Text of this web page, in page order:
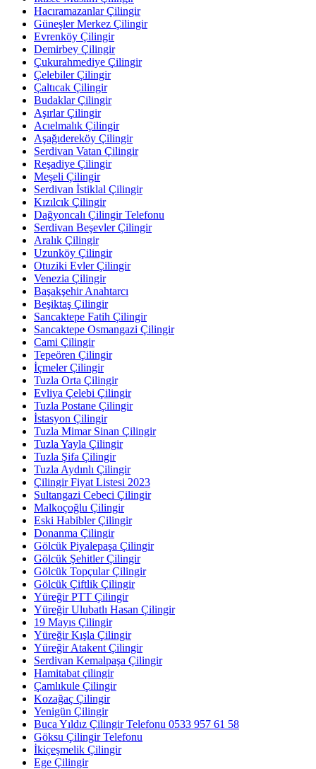
Hacıramazanlar Çilingir
Güneşler Merkez Çilingir
Evrenköy Çilingir
Demirbey Çilingir
Çukurahmediye Çilingir
Çelebiler Çilingir
Çaltıcak Çilingir
Budaklar Çilingir
Aşırlar Çilingir
Acıelmalık Çilingir
Aşağıdereköy Çilingir
Serdivan Vatan Çilingir
Reşadiye Çilingir
Meşeli Çilingir
Serdivan İstiklal Çilingir
Kızılcık Çilingir
Dağyoncalı Çilingir Telefonu
Serdivan Beşevler Çilingir
Aralık Çilingir
Uzunköy Çilingir
Otuziki Evler Çilingir
Venezia Çilingir
Başakşehir Anahtarcı
Beşiktaş Çilingir
Sancaktepe Fatih Çilingir
Sancaktepe Osmangazi Çilingir
Cami Çilingir
Tepeören Çilingir
İçmeler Çilingir
Tuzla Orta Çilingir
Evliya Çelebi Çilingir
Tuzla Postane Çilingir
İstasyon Çilingir
Tuzla Mimar Sinan Çilingir
Tuzla Yayla Çilingir
Tuzla Şifa Çilingir
Tuzla Aydınlı Çilingir
Çilingir Fiyat Listesi 2023
Sultangazi Cebeci Çilingir
Malkoçoğlu Çilingir
Eski Habibler Çilingir
Donanma Çilingir
Gölcük Piyalepaşa Çilingir
Gölcük Şehitler Çilingir
Gölcük Topçular Çilingir
Gölcük Çiftlik Çilingir
Yüreğir PTT Çilingir
Yüreğir Ulubatlı Hasan Çilingir
19 Mayıs Çilingir
Yüreğir Kışla Çilingir
Yüreğir Atakent Çilingir
Serdivan Kemalpaşa Çilingir
Hamitabat çilingir
Çamlıkule Çilingir
Kozağaç Çilingir
Yenigün Çilingir
Buca Yıldız Çilingir Telefonu 0533 957 61 58
Göksu Çilingir Telefonu
İkiçeşmelik Çilingir
Ege Çilingir